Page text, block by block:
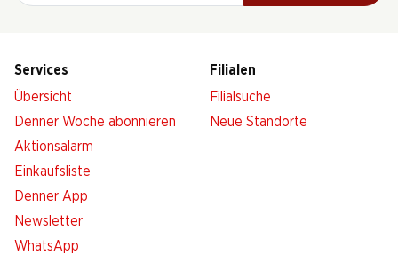
Services
Übersicht
Denner Woche abonnieren
Aktionsalarm
Einkaufsliste
Denner App
Newsletter
WhatsApp
Filialen
Filialsuche
Neue Standorte